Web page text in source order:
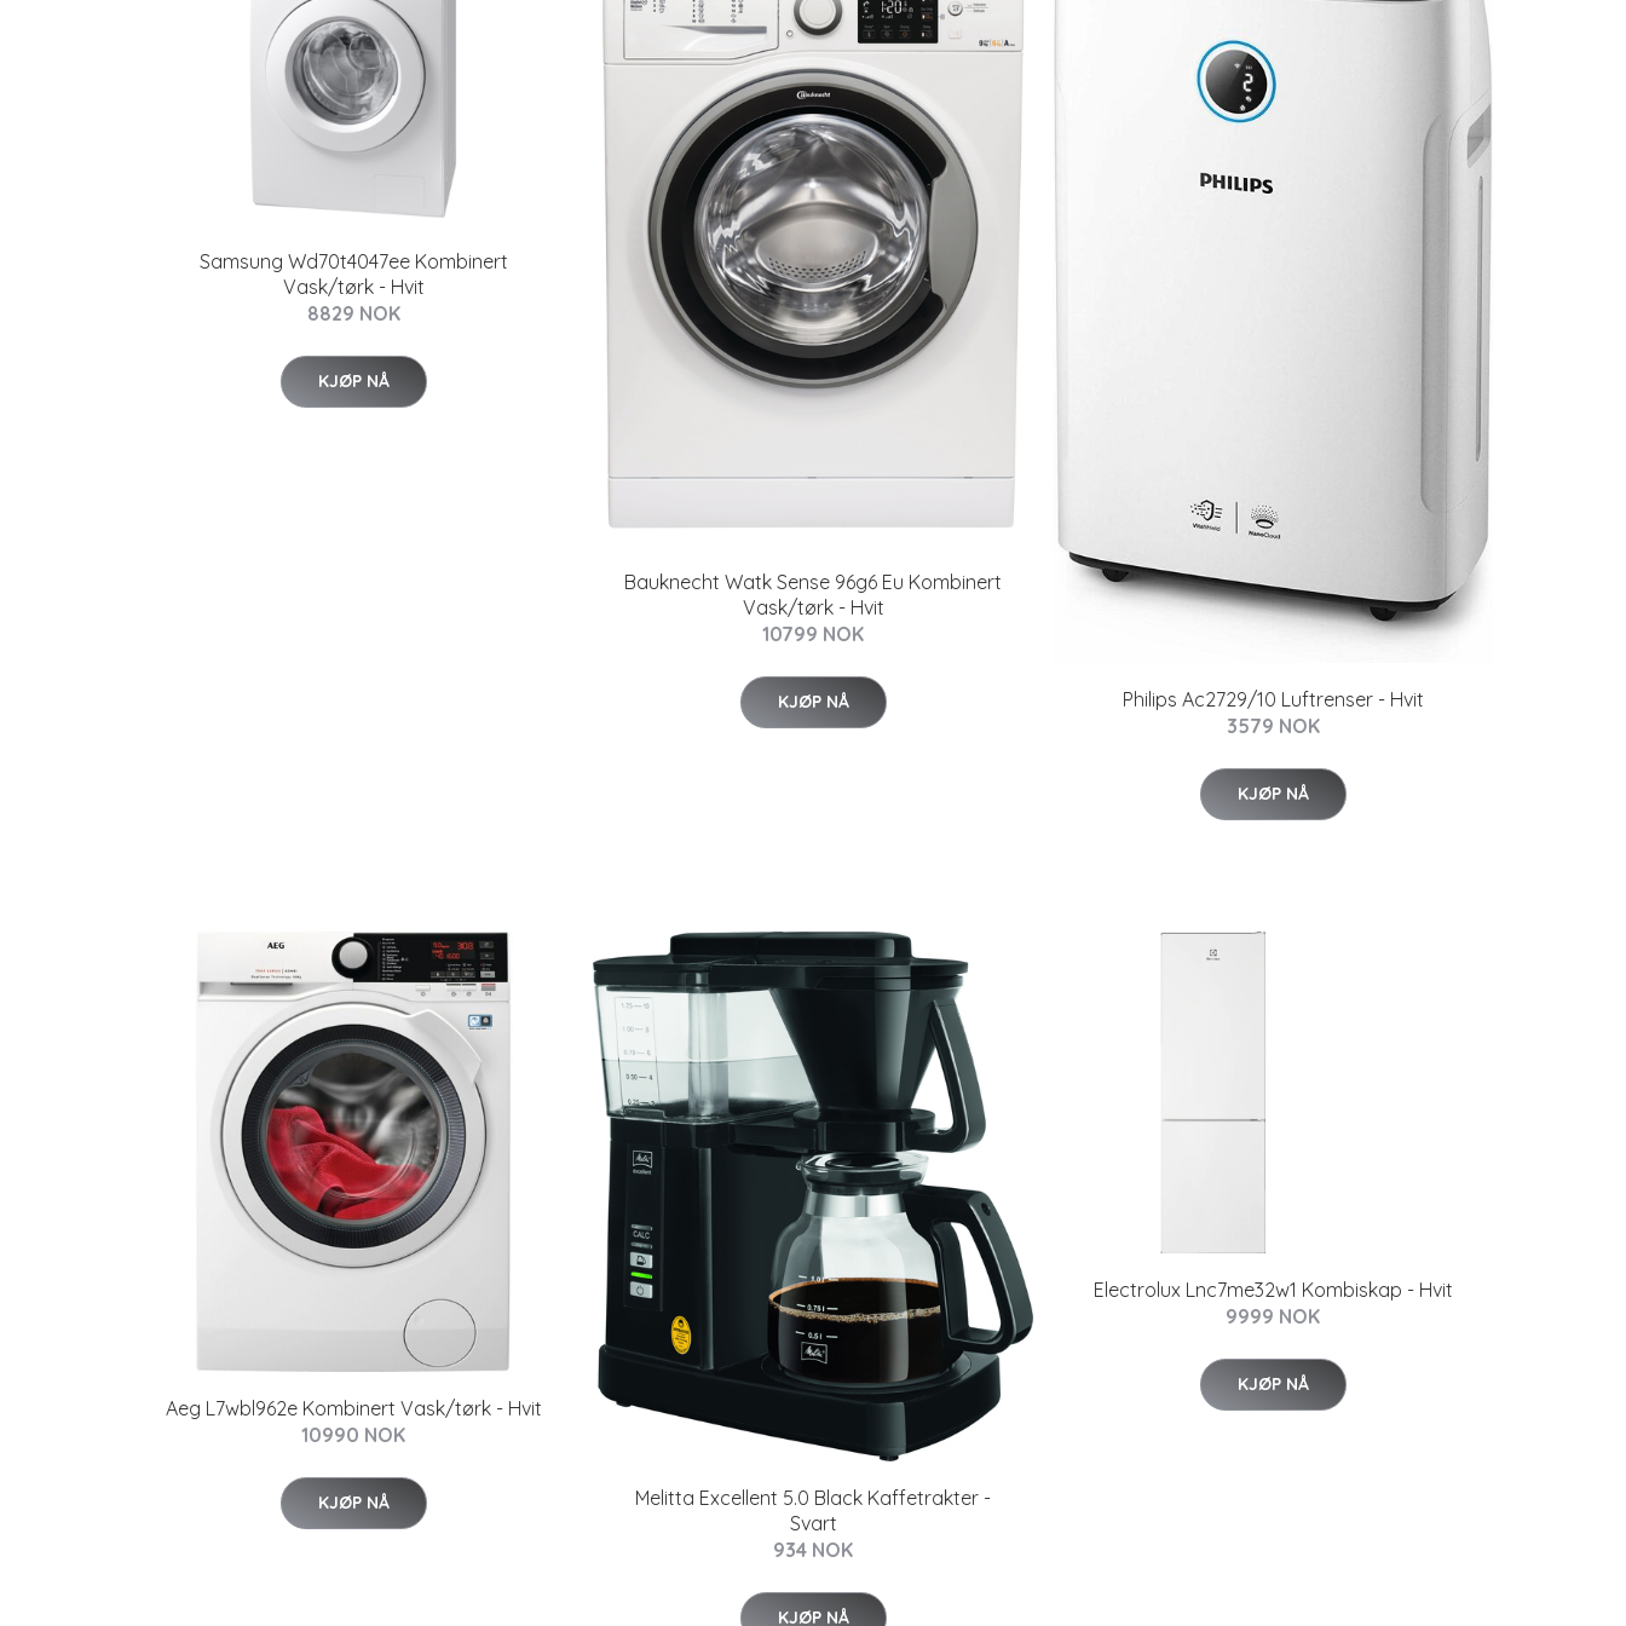
Samsung Wd70t4047ee Kombinert
Vask/tørk - Hvit
8829 NOK
KJØP NÅ
Bauknecht Watk Sense 96g6 Eu Kombinert
Vask/tørk - Hvit
10799 NOK
KJØP NÅ
Philips Ac2729/10 Luftrenser - Hvit
3579 NOK
KJØP NÅ
Aeg L7wbl962e Kombinert Vask/tørk - Hvit
10990 NOK
KJØP NÅ
Melitta Excellent 5.0 Black Kaffetrakter -
Svart
934 NOK
KJØP NÅ
Electrolux Lnc7me32w1 Kombiskap - Hvit
9999 NOK
KJØP NÅ